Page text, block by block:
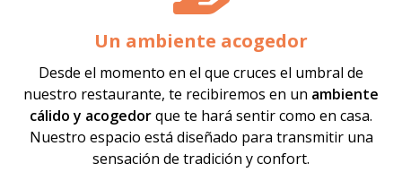
Un ambiente acogedor
Desde el momento en el que cruces el umbral de
nuestro restaurante, te recibiremos en un ambiente
cálido y acogedorque te hará sentir como en casa.
Nuestro espacio está diseñado para transmitir una
sensación de tradición y confort.